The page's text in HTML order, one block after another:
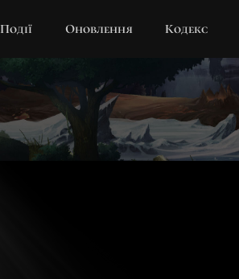
Події Оновлення Кодекс